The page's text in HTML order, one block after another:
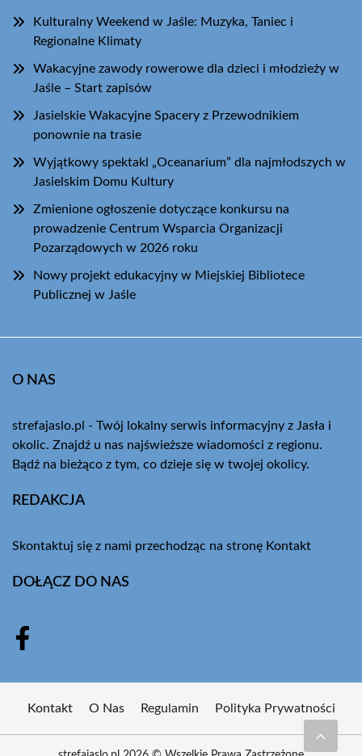
Kulturalny Weekend w Jaśle: Muzyka, Taniec i
Regionalne Klimaty
Wakacyjne zawody rowerowe dla dzieci i młodzieży w
Jaśle – Start zapisów
Jasielskie Wakacyjne Spacery z Przewodnikiem
ponownie na trasie
Wyjątkowy spektakl „Oceanarium” dla najmłodszych w
Jasielskim Domu Kultury
Zmienione ogłoszenie dotyczące konkursu na
prowadzenie Centrum Wsparcia Organizacji
Pozarządowych w 2026 roku
Nowy projekt edukacyjny w Miejskiej Bibliotece
Publicznej w Jaśle
O NAS
strefajaslo.pl - Twój lokalny serwis informacyjny z Jasła i
okolic. Znajdź u nas najświeższe wiadomości z regionu.
Bądź na bieżąco z tym, co dzieje się w twojej okolicy.
REDAKCJA
Skontaktuj się z nami przechodząc na stronę Kontakt
DOŁĄCZ DO NAS
Kontakt O Nas Regulamin Polityka Prywatności